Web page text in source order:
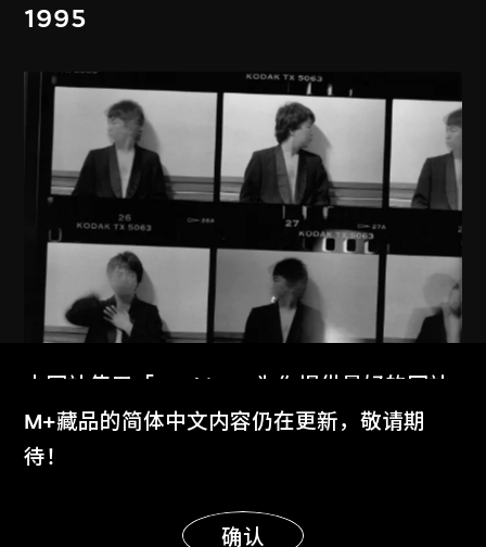
1995
艾未未
本网站使用「Cookies」为你提供最好的网站
体验。
了解更多
明白
M+藏品的简体中文内容仍在更新，敬请期
待！
确认
显示更多